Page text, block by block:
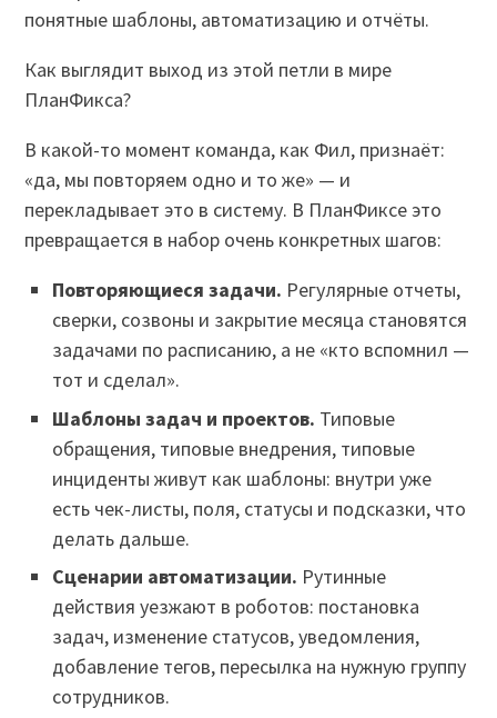
понятные шаблоны, автоматизацию и отчёты.
Как выглядит выход из этой петли в мире
ПланФикса?
В какой-то момент команда, как Фил, признаёт:
«да, мы повторяем одно и то же» — и
перекладывает это в систему. В ПланФиксе это
превращается в набор очень конкретных шагов:
Повторяющиеся задачи. Регулярные отчеты,
сверки, созвоны и закрытие месяца становятся
задачами по расписанию, а не «кто вспомнил —
тот и сделал».
Шаблоны задач и проектов. Типовые
обращения, типовые внедрения, типовые
инциденты живут как шаблоны: внутри уже
есть чек-листы, поля, статусы и подсказки, что
делать дальше.
Сценарии автоматизации. Рутинные
действия уезжают в роботов: постановка
задач, изменение статусов, уведомления,
добавление тегов, пересылка на нужную группу
сотрудников.